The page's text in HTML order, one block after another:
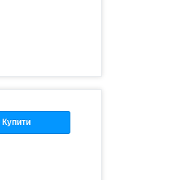
Купити